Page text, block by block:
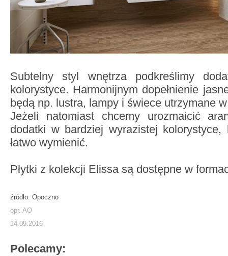
Subtelny styl wnętrza podkreślimy
kolorystyce. Harmonijnym dopełnienie
będą np. lustra, lampy i świece utrzymane
Jeżeli natomiast chcemy urozmaicić
dodatki w bardziej wyrazistej kolorystyce,
łatwo wymienić.
Płytki z kolekcji Elissa są dostępne w
źródło: Opoczno
opr. AO
14.09.2016
Polecamy: